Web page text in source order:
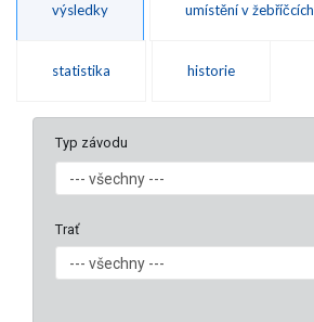
výsledky umístění v žebříčcích
statistika historie
Typ závodu
Trať